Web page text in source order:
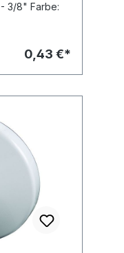
3/8" Farbe:
0,43 €*